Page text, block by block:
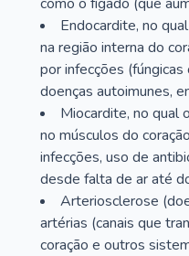
Endocardite, no
na região interna do
por infecções
doenças autoimunes,
Miocardite, no qual
no músculos do
infecções, uso de
desde falta de ar até
Arteriosclerose
artérias (canais que
coração e outros